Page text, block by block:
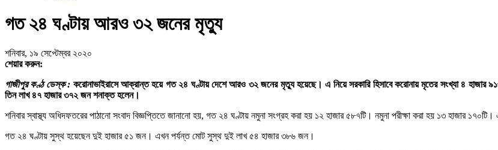
গত ২৪ ঘণ্টায় আরও ৩২ জনের মৃত্যু
শনিবার, ১৯ সেপ্টেম্বর ২০২০
শেয়ার করুন:
গাজীপুর কণ্ঠ ডেস্ক : করোনাভাইরাসে আক্রান্ত হয়ে গত ২৪ ঘণ্টায় দেশে আরও ৩২ জনের মৃত্যু হয়েছে। এ নিয়ে সরকারি হিসাবে করোনায় মৃতের সংখ্যা ৪
তিন লাখ ৪৭ হাজার ৩৭২ জন শনাক্ত হলেন।
শনিবার স্বাস্থ্য অধিদফতরের পাঠানো সংবাদ বিজ্ঞপ্তিতে জানানো হয়, গত ২৪ ঘণ্টায় নমুনা সংগ্রহ করা হয় ১২ হাজার ৫৮৭টি। নমুনা পরীক্ষা করা হয় ১৩ হাজার
গত ২৪ ঘণ্টায় সুস্থ হয়েছেন দুই হাজার ৫১ জন। এখন পর্যন্ত মোট সুস্থ দুই লাখ ৫৪ হাজার ৩৮৬ জন।